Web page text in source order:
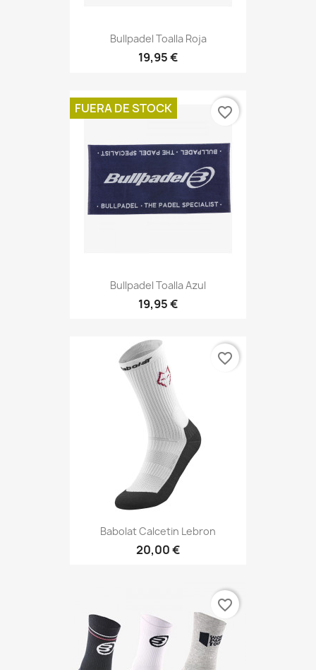
Bullpadel Toalla Roja
19,95 €
Bullpadel Toalla Azul
19,95 €
FUERA DE STOCK favorite_border
Babolat Calcetin Lebron
20,00 €
favorite_border
favorite_border